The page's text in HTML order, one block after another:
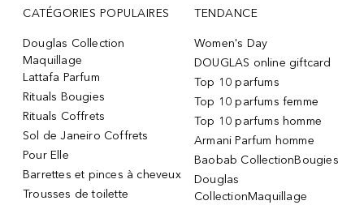
CATÉGORIES POPULAIRES
Douglas Collection
Maquillage
Lattafa Parfum
Rituals Bougies
Rituals Coffrets
Sol de Janeiro Coffrets
Pour Elle
Barrettes et pinces à cheveux
Trousses de toilette
TENDANCE
Women's Day
DOUGLAS online giftcard
Top 10 parfums
Top 10 parfums femme
Top 10 parfums homme
Armani Parfum homme
Baobab CollectionBougies
Douglas
CollectionMaquillage